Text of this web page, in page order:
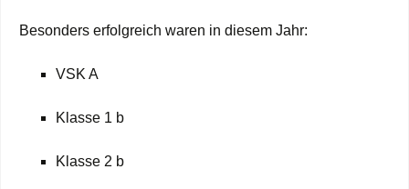
Besonders erfolgreich waren in diesem Jahr:
VSK A
Klasse 1 b
Klasse 2 b